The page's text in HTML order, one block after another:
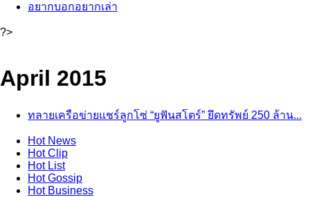
อยากบอกอยากเล่า
?>
April 2015
ทลายเครือข่ายแชร์ลูกโซ่ “ยูฟันสโตร์” ยึดทรัพย์ 250 ล้าน...
HotNews
HotClip
HotList
HotGossip
HotBusiness